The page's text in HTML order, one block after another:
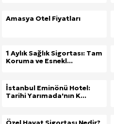
Amasya Otel Fiyatları
1 Aylık Sağlık Sigortası: Tam
Koruma ve Esnekl...
İstanbul Eminönü Hotel:
Tarihi Yarımada'nın K...